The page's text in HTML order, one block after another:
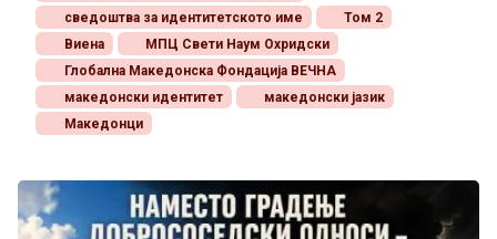
сведоштва за идентитетското име
Том 2
Виена
МПЦ Свети Наум Охридски
Глобална Македонска Фондација ВЕЧНА
македонски идентитет
македонски јазик
Македонци